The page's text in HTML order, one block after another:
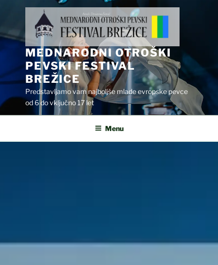
content
MEDNARODNI OTROŠKI
PEVSKI FESTIVAL
BREŽICE
Predstavljamo vam najboljše mlade evropske pevce
od 6 do vključno 17 let
Menu